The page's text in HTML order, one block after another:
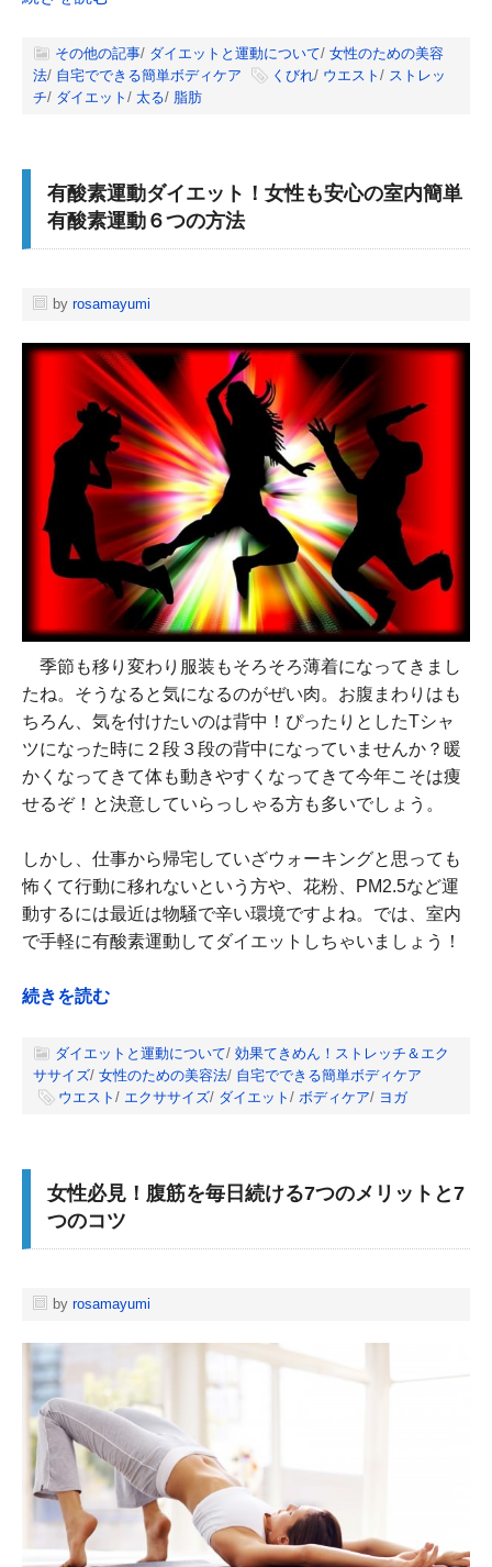
その他の記事/ ダイエットと運動について/ 女性のための美容
法/ 自宅でできる簡単ボディケア くびれ/ ウエスト / ストレッ
チ/ ダイエット / 太る/ 脂肪
有酸素運動ダイエット！女性も安心の室内簡単
有酸素運動６つの方法
by rosamayumi
季節も移り変わり服装もそろそろ薄着になってきまし
たね。そうなると気になるのがぜい肉。お腹まわりはも
ちろん、気を付けたいのは背中！ぴったりとしたTシャ
ツになった時に２段３段の背中になっていませんか？暖
かくなってきて体も動きやすくなってきて今年こそは痩
せるぞ！と決意していらっしゃる方も多いでしょう。
しかし、仕事から帰宅していざウォーキングと思っても
怖くて行動に移れないという方や、花粉、PM2.5など運
動するには最近は物騒で辛い環境ですよね。では、室内
で手軽に有酸素運動してダイエットしちゃいましょう！
続きを読む
ダイエットと運動について/ 効果てきめん！ストレッチ＆エク
ササイズ/ 女性のための美容法/ 自宅でできる簡単ボディケア
ウエスト / エクササイズ/ ダイエット / ボディケア/ ヨガ
女性必見！腹筋を毎日続ける7つのメリットと7
つのコツ
by rosamayumi